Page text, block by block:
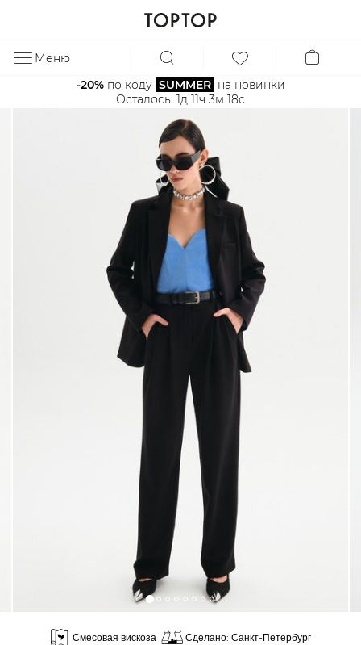
Меню
-20% по коду SUMMER на новинки
Осталось: 1д 11ч 3м 17с
Смесовая вискоза
Сделано: Санкт-Петербург